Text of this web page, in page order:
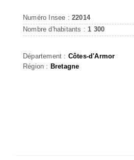
Numéro Insee : 22014
Nombre d'habitants : 1 300
Département : Côtes-d'Armor
Région : Bretagne